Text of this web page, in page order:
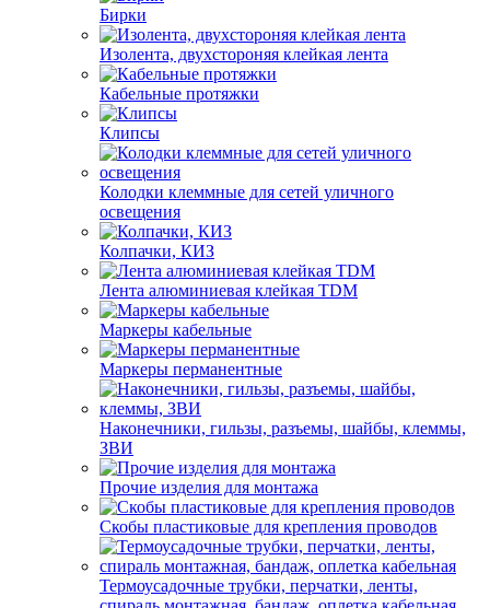
Бирки
Изолента, двухстороняя клейкая лента
Кабельные протяжки
Клипсы
Колодки клеммные для сетей уличного
освещения
Колпачки, КИЗ
Лента алюминиевая клейкая TDM
Маркеры кабельные
Маркеры перманентные
Наконечники, гильзы, разъемы, шайбы, клеммы,
ЗВИ
Прочие изделия для монтажа
Скобы пластиковые для крепления проводов
Термоусадочные трубки, перчатки, ленты,